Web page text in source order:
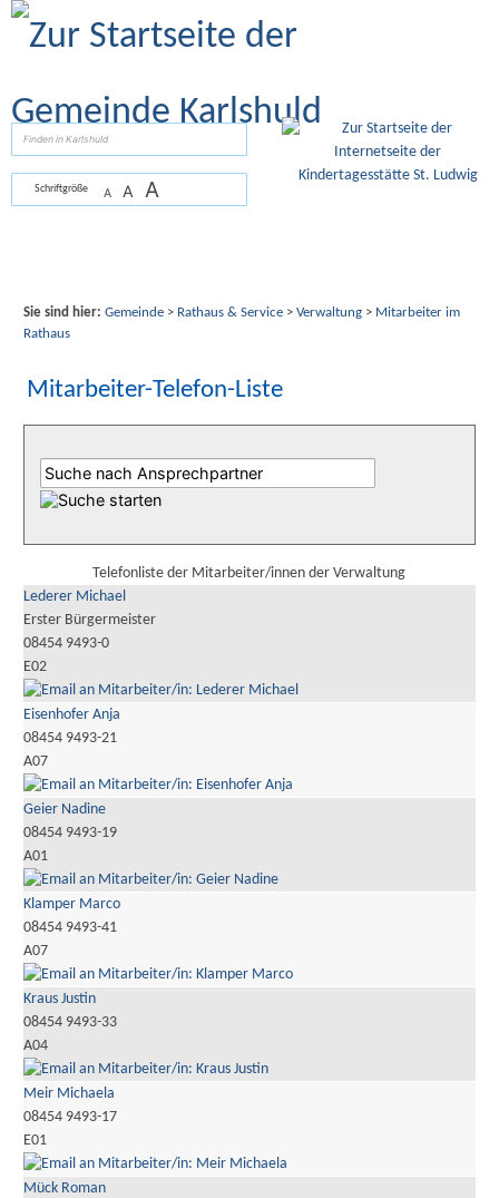
Zum Inhalt
Schriftgröße A A A
Sie sind hier: Gemeinde> Rathaus & Service> Verwaltung> Mitarbeiter im
Rathaus
Mitarbeiter-Telefon-Liste
Telefonliste der Mitarbeiter/innen der Verwaltung
Lederer Michael
Erster Bürgermeister
08454 9493-0
E02
Eisenhofer Anja
08454 9493-21
A07
Geier Nadine
08454 9493-19
A01
Klamper Marco
08454 9493-41
A07
Kraus Justin
08454 9493-33
A04
Meir Michaela
08454 9493-17
E01
Mück Roman